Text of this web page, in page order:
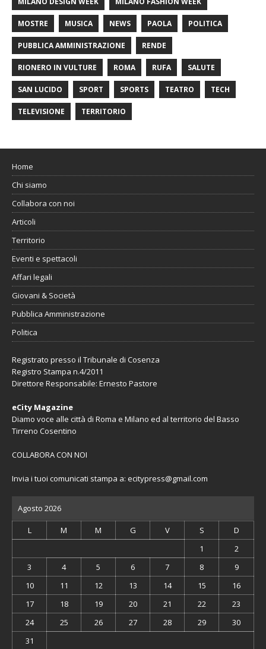
MOSTRE MUSICA NEWS PAOLA POLITICA
PUBBLICA AMMINISTRAZIONE RENDE
RIONERO IN VULTURE ROMA RUFA SALUTE
SAN LUCIDO SPORT SPORTS TEATRO TECH
TELEVISIONE TERRITORIO
Home
Chi siamo
Collabora con noi
Articoli
Territorio
Eventi e spettacoli
Affari legali
Giovani & Società
Pubblica Amministrazione
Politica
Registrato presso il Tribunale di Cosenza
Registro Stampa n.4/2011
Direttore Responsabile: Ernesto Pastore
eCity Magazine
Diamo voce alle città di Roma e Milano ed al territorio del Basso
Tirreno Cosentino
COLLABORA CON NOI
Invia i tuoi comunicati stampa a: ecitypress@gmail.com
Agosto 2026
L M M G V S
D
1
2
3
4 5 6 7 8
9
10
11 12 13 14 15
16
17
18 19 20 21 22
23
24
25 26 27 28 29
30
31